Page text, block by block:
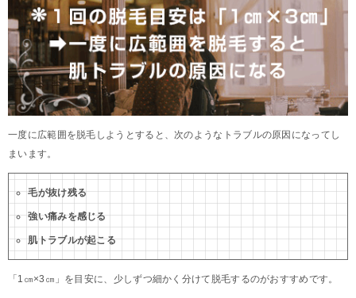
一度に広範囲を脱毛しようとすると、次のようなトラブルの原因になってし
まいます。
毛が抜け残る
強い痛みを感じる
肌トラブルが起こる
「1㎝×3㎝」を目安に、少しずつ細かく分けて脱毛するのがおすすめです。